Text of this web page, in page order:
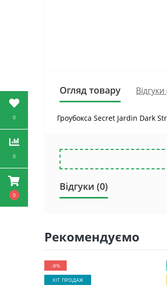
0
0
0
Огляд товару Відгуки
Гроубокса Secret Jardin Dark
Відгуки (0)
Рекомендуємо
-8%
ХІТ ПРОДАЖ